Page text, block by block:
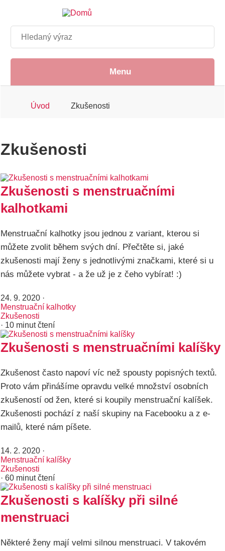
obsahu
Hledat
Menu
Drobečková
Úvod Zkušenosti
Zkušenosti
Zkušenosti s menstruačními
kalhotkami
Menstruační kalhotky jsou jednou z variant, kterou si
můžete zvolit během svých dní. Přečtěte si, jaké
zkušenosti mají ženy s jednotlivými značkami, které si u
nás můžete vybrat - a že už je z čeho vybírat! :)
24. 9. 2020 ·
Menstruační kalhotky
Zkušenosti
· 10 minut čtení
Zkušenosti s menstruačními kalíšky
Zkušenost často napoví víc než spousty popisných textů.
Proto vám přinášíme opravdu velké množství osobních
zkušeností od žen, které si koupily menstruační kalíšek.
Zkušenosti pochází z naší skupiny na Facebooku a z e-
mailů, které nám píšete.
14. 2. 2020 ·
Menstruační kalíšky
Zkušenosti
· 60 minut čtení
Zkušenosti s kalíšky při silné
menstruaci
Některé ženy mají velmi silnou menstruaci. V takovém